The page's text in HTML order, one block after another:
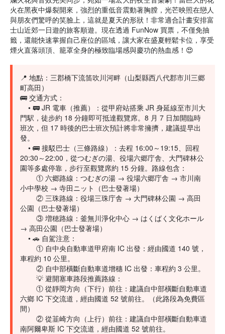
火在黑夜中爆裂開來，強烈的重低音震動著胸膛，光芒映照在戀人
與朋友們驚呼的笑臉上，這就是夏天的形狀！非常適合計畫安排富
士山近郊一日遊的旅客順遊。現在透過 FunNow 買票，不僅免抽
籤，還能快速掌握自己座位的區域，讓大家在盛夏輕鬆卡位，享受
煙火直落頭頂、籠罩全身的極致臨場感與慶功的熱血感！😍
📍 地點：三郡橋下流笛吹川河畔（山梨縣西八代郡市川三郷
町高田）
🚌 交通方式：
• 🚃 JR 電車（推薦）：從甲府站搭乘 JR 身延線至市川大
門駅，徒步約 18 分鐘即可抵達觀覽席。8 月 7 日加開臨時
班次，但 17 時後的巴士班次預計將非常擁擠，建議提早出
發。
• 🚌 接駁巴士（三條路線）：去程 16:00～19:15、回程
20:30～22:00，從つむぎの湯、役場六郷庁舎、大門碑林公
園等多處停靠，步行至觀覽席約 15 分鐘。路線包含：
① 六郷路線：つむぎの湯 → 役場六郷庁舎 → 市川南
小中學校 → 寺田ニット（巴士發著場）
② 三珠路線：役場三珠庁舎 → 大門碑林公園 → 高田
公園（巴士發著場）
③ 増穂路線：釜無川淨化中心 → はくばく文化ホール
→ 高田公園（巴士發著場）
• 🚗 自駕注意：
① 自中央自動車道甲府南 IC 出發：經由國道 140 號，
車程約 10 公里。
② 自中部橫斷自動車道增穗 IC 出發：車程約 3 公里。
💡 避開塞車路段推薦路線：
① 從靜岡方向（下行）前往：建議自中部橫斷自動車道
六鄉 IC 下交流道，經由國道 52 號前往。（此路段為免費區
間）
② 從韮崎方向（上行）前往：建議自中部橫斷自動車道
南阿爾卑斯 IC 下交流道，經由國道 52 號前往。